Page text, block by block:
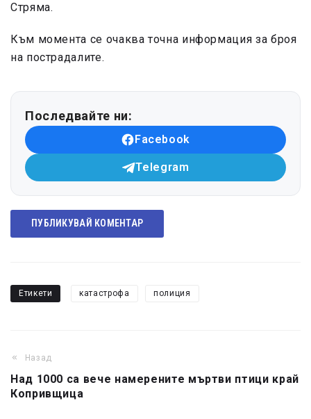
Стряма.
Към момента се очаква точна информация за броя
на пострадалите.
Последвайте ни:
Facebook
Telegram
ПУБЛИКУВАЙ КОМЕНТАР
Етикети катастрофа полиция
Назад
Над 1000 са вече намерените мъртви птици край
Копривщица